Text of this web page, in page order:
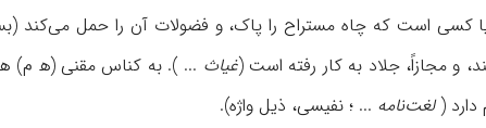
یا کسی است که چاه مستراح را پاک، و فضولات آن را حمل می‌کند
و مجازاً، جلاد به کار رفته است (غیاث ... ). به کناس مقنی (ه‍ م)
لغت‌نامه ... ؛ نفیسی، ذیل واژه).